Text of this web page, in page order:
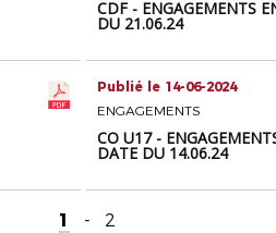
CDF - ENGAGEMENTS
DU 21.06.24
Publié le 14-06-2024
ENGAGEMENTS
CO U17 -
DATE DU 14.06.24
1 - 2